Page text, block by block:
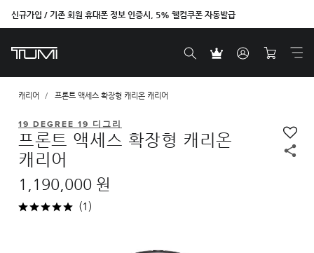
신규가입 / 기존 회원 휴대폰 정보 인증시, 5% 웰컴쿠폰 자동발급
벤트라 컬렉션을 온라인에서만 단독으로 만나보세요.
캐리어 프론트 액세스 확장형 캐리온 캐리어
19 DEGREE 19 디그리
프론트 액세스 확장형 캐리온
캐리어
1,190,000 원
(1)